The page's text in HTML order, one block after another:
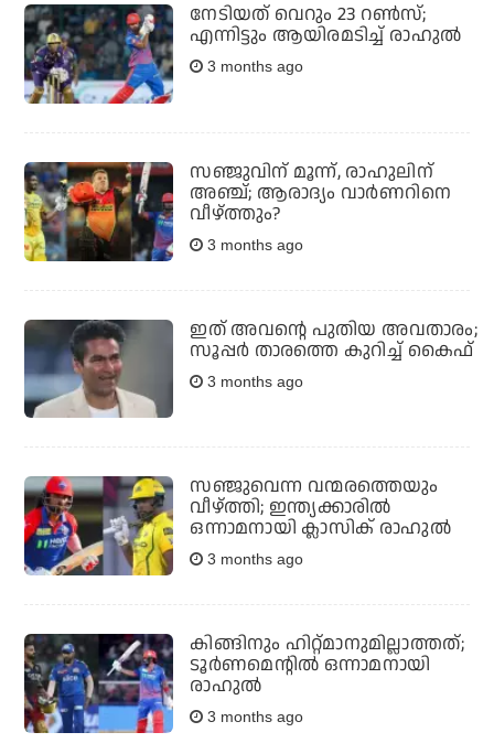
നേടിയത് വെറും 23 റണ്‍സ്;
എന്നിട്ടും ആയിരമടിച്ച് രാഹുല്‍
3 months ago
സഞ്ജുവിന് മൂന്ന്, രാഹുലിന്
അഞ്ച്; ആരാദ്യം വാര്‍ണറിനെ
വീഴ്ത്തും?
3 months ago
ഇത് അവന്റെ പുതിയ അവതാരം;
സൂപ്പർ താരത്തെ കുറിച്ച് കൈഫ്
3 months ago
സഞ്ജുവെന്ന വന്മരത്തെയും
വീഴ്ത്തി; ഇന്ത്യക്കാരില്‍
ഒന്നാമനായി ക്ലാസിക് രാഹുല്‍
3 months ago
കിങ്ങിനും ഹിറ്റ്മാനുമില്ലാത്തത്;
ടൂര്‍ണമെന്റില്‍ ഒന്നാമനായി
രാഹുല്‍
3 months ago